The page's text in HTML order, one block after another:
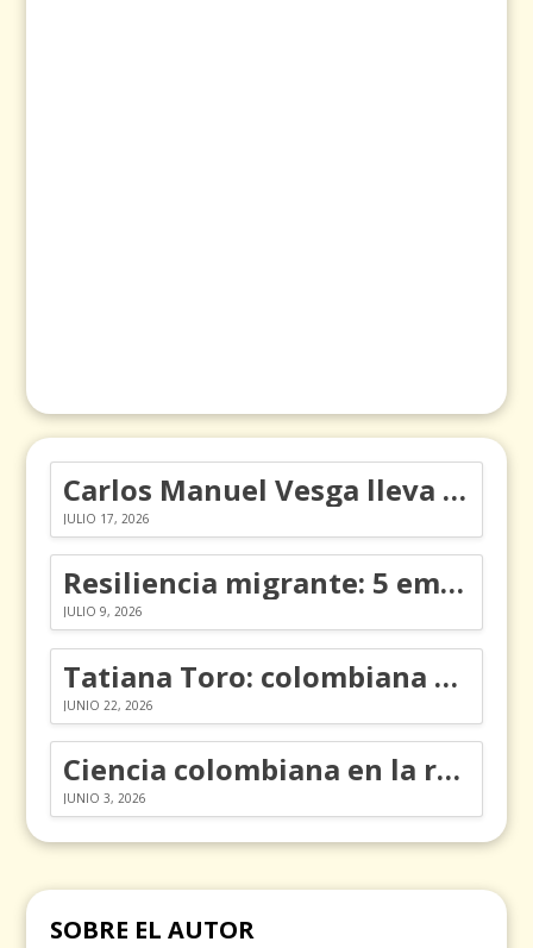
Carlos Manuel Vesga lleva el nombre de Colombia a los Emmy
JULIO 17, 2026
Resiliencia migrante: 5 emociones y cómo gestionarlas
JULIO 9, 2026
Tatiana Toro: colombiana que cambió la historia de las matemáticas
JUNIO 22, 2026
Ciencia colombiana en la revolución de los órganos en chips
JUNIO 3, 2026
SOBRE EL AUTOR